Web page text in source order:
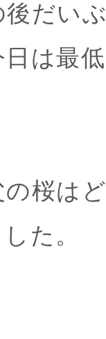
後だい
日は最
桜は
た。